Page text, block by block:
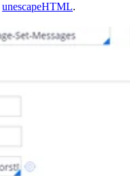
unescapeHTML.